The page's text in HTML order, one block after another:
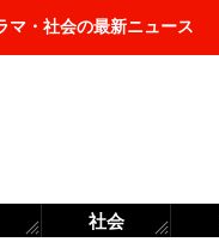
マ・社会の最新ニュース
社会